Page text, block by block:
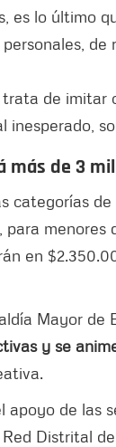
es lo último
de imitar
inesperado,
más de 3
categorías
para menores
en
Mayor de
y se
apoyo de las
Distrital